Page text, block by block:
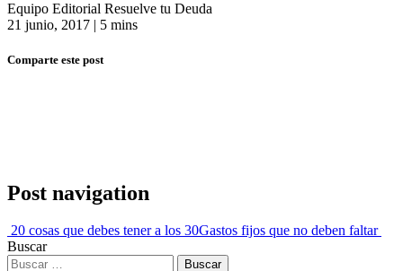
Equipo Editorial Resuelve tu Deuda
21 junio, 2017 | 5 mins
Comparte este post
Post navigation
20 cosas que debes tener a los 30Gastos fijos que no deben faltar
Buscar